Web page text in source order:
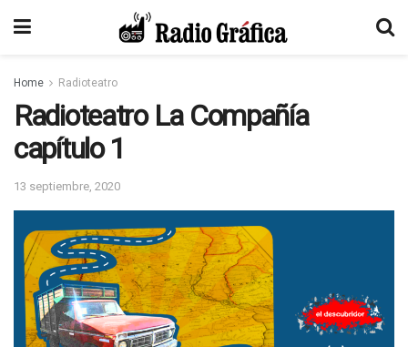
Home Radioteatro
Radioteatro La Compañía
capítulo 1
13 septiembre, 2020